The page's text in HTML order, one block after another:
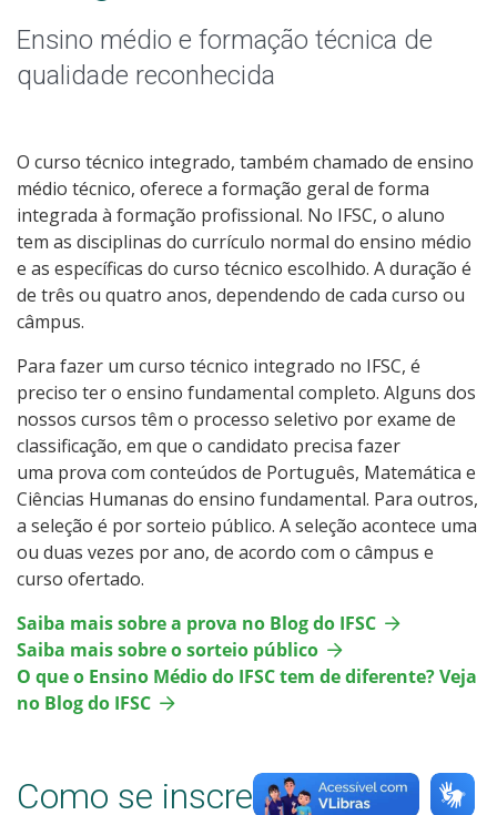
Especialização
Todos os cursos
Processo de Inscrição
Resultados Vagas Remanescentes
Como posso estudar no IFSC?
Calendário de inscrições
Processos Seletivos
Cotas
Inscrições e acompanhamento
Ensino médio e formação técnica de
qualidade reconhecida
O curso técnico integrado, também chamado de ensino
médio técnico, oferece a formação geral de forma
integrada à formação profissional. No IFSC, o aluno
tem as disciplinas do currículo normal do ensino médio
e as específicas do curso técnico escolhido. A duração é
de três ou quatro anos, dependendo de cada curso ou
câmpus.
Para fazer um curso técnico integrado no IFSC, é
preciso ter o ensino fundamental completo. Alguns dos
nossos cursos têm o processo seletivo por exame de
classificação, em que o candidato precisa fazer
uma prova com conteúdos de Português, Matemática e
Ciências Humanas do ensino fundamental. Para outros,
a seleção é por sorteio público. A seleção acontece uma
ou duas vezes por ano, de acordo com o câmpus e
curso ofertado.
Saiba mais sobre a prova no Blog do IFSC
Saiba mais sobre o sorteio público
O que o Ensino Médio do IFSC tem de diferente? Veja
no Blog do IFSC
Como se inscrever